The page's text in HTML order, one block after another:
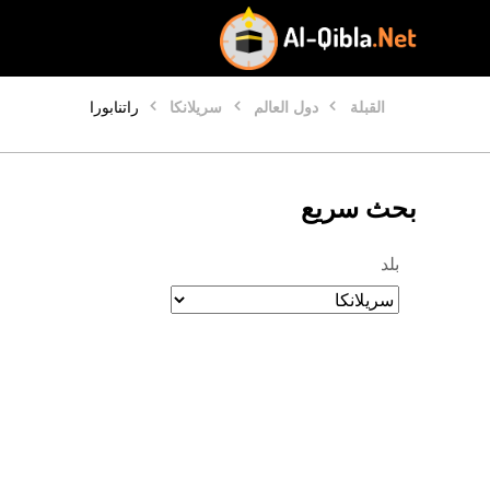
القبلة دول العالم سريلانكا راتنابورا
بحث سريع
بلد